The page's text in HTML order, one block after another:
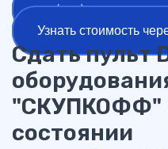
+7 (977) 777-25-24
Узнать стоимость
Сдать пульт
"СКУПКОФФ"
состоянии